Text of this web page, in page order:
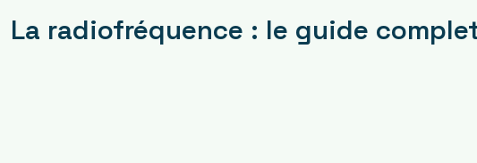
La radiofréquence : le guide